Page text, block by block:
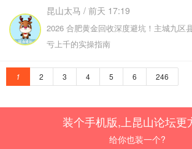
昆山太马 / 前天 17:19
2026 合肥黄金回收深度避坑！主城九区
亏上千的实操指南
1 2 3 4 5 6 246
装个手机版,上昆山论坛更
给你也装一个?